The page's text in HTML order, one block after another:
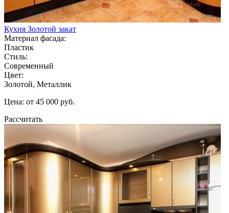
Кухня Золотой закат
Материал фасада:
Пластик
Стиль:
Современный
Цвет:
Золотой, Металлик
Цена: от 45 000 руб.
Рассчитать